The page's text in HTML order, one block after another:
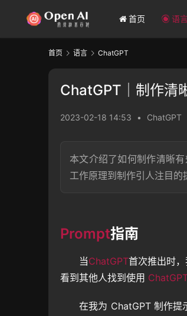
首页 语
首页 语言 ChatGPT
ChatGPT｜制作清
2023-02-18 14:53 • ChatGPT
本文介绍了如何制作清晰
工作原理到制作引人注目的
Prompt指南
当ChatGPT首次推出时
看到其他人找到使用
在我为 ChatGPT 制作提